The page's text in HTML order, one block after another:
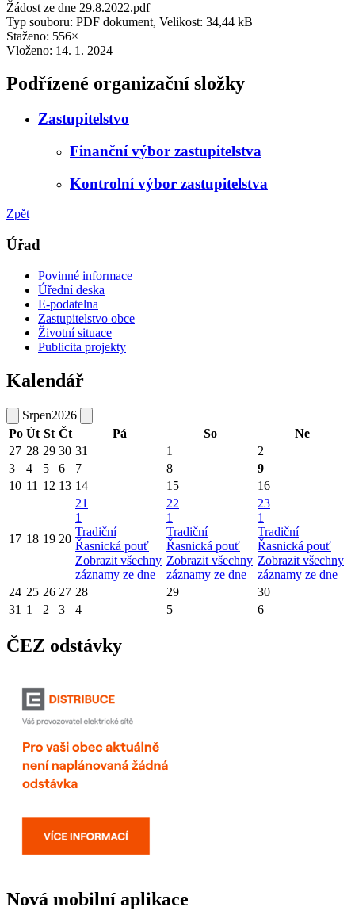
Žádost ze dne 29.8.2022.pdf
Typ souboru: PDF dokument, Velikost: 34,44 kB
Staženo: 556×
Vloženo: 14. 1. 2024
Podřízené organizační složky
Zastupitelstvo
Finanční výbor zastupitelstva
Kontrolní výbor zastupitelstva
Zpět
Úřad
Povinné informace
Úřední deska
E-podatelna
Zastupitelstvo obce
Životní situace
Publicita projekty
Kalendář
Srpen2026
Po Út St Čt Pá So
Ne
27 28 29 30 31 1
2
3
4 5 6 7 8
9
10 11 12 13 14 15 16
17 18 19 20
21
1
Tradiční
Řasnická pouť
Zobrazit všechny
záznamy ze dne
22
1
Tradiční
Řasnická pouť
Zobrazit všechny
záznamy ze dne
23
1
Tradiční
Řasnická pouť
Zobrazit všechny
záznamy ze dne
24 25 26 27 28 29
30
31 1 2 3 4 5 6
ČEZ odstávky
Nová mobilní aplikace